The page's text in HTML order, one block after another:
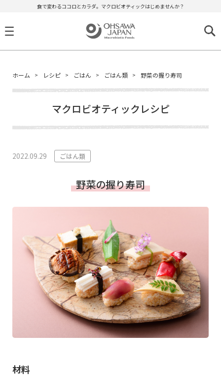
食で変わるココロとカラダ。マクロビオティックはじめませんか？
ホーム レシピ ごはん ごはん類 野菜の握り寿司
マクロビオティックレシピ
2022.09.29 ごはん類
野菜の握り寿司
材料